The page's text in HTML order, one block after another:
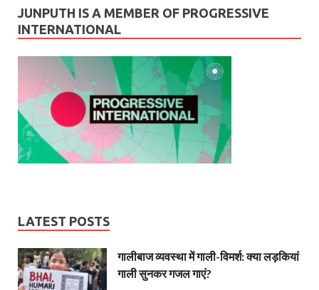
JUNPUTH IS A MEMBER OF PROGRESSIVE
INTERNATIONAL
LATEST POSTS
गालीबाज व्‍यवस्‍था में गाली-विमर्श: क्या लड़कियां
गाली सुनकर गजल गाएं?